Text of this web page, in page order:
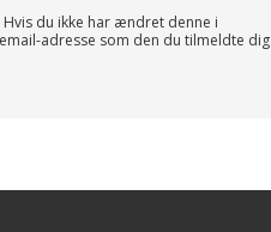
du ikke har ændret denne i
adresse som den du tilmeldte dig